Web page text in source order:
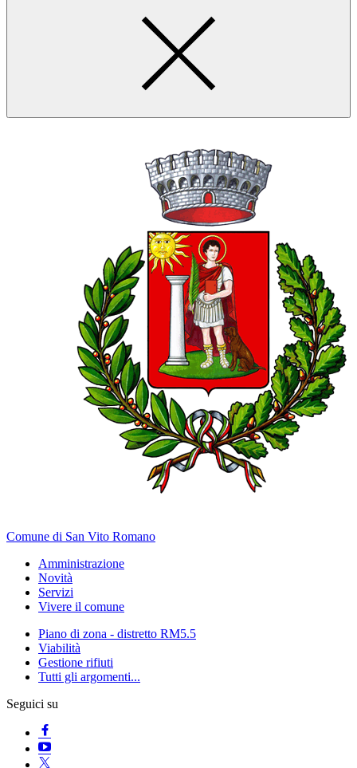
Comune di San Vito Romano
Amministrazione
Novità
Servizi
Vivere il comune
Piano di zona - distretto RM5.5
Viabilità
Gestione rifiuti
Tutti gli argomenti...
Seguici su